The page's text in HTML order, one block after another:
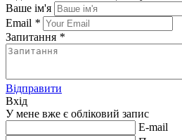
Ваше ім'я
Email *
Запитання *
Відправити
Вхід
У мене вже є обліковий запис
E-mail